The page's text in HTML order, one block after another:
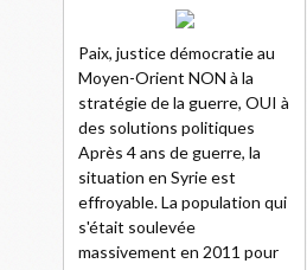
Paix, justice démocratie au
Moyen-Orient NON à la
stratégie de la guerre, OUI à
des solutions politiques
Après 4 ans de guerre, la
situation en Syrie est
effroyable. La population qui
s'était soulevée
massivement en 2011 pour